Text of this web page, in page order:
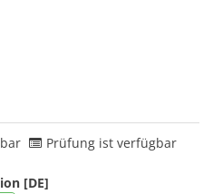
Prüfung ist verfügbar
[DE]